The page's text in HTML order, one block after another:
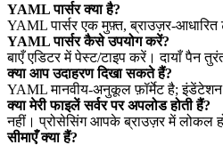
YAML पार्सर क्या है?
YAML पार्सर एक मुफ़्त,
YAML पार्सर कैसे उपयोग करें?
बाएँ एडिटर में पेस्ट/टाइप करें। दायाँ पैन
क्या आप उदाहरण दिखा सकते हैं?
YAML मानवीय‑अनुकूल फ़ॉर्मेट है;
क्या मेरी फाइलें सर्वर पर अपलोड होती हैं?
नहीं। प्रोसेसिंग आपके ब्राउज़र में लोकल
सीमाएँ क्या हैं?